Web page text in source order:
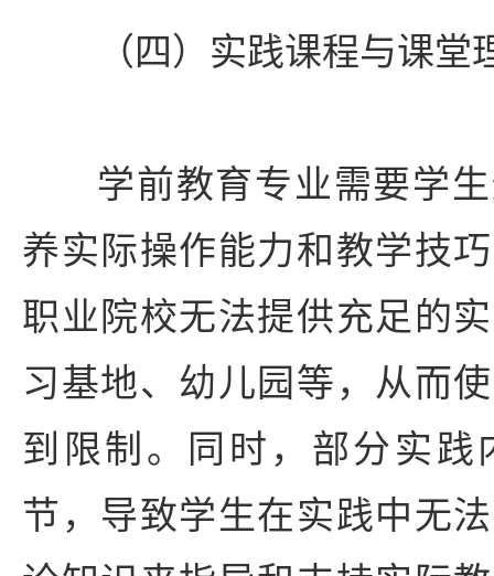
（四）实践课程与课
学前教育专业需要学
养实际操作能力和教学技
职业院校无法提供充足的
习基地、幼儿园等，从而
到限制。同时，部分实践
节，导致学生在实践中无